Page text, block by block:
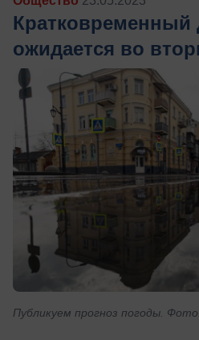
Кратковременный
ожидается во
Публикуем прогноз погоды.